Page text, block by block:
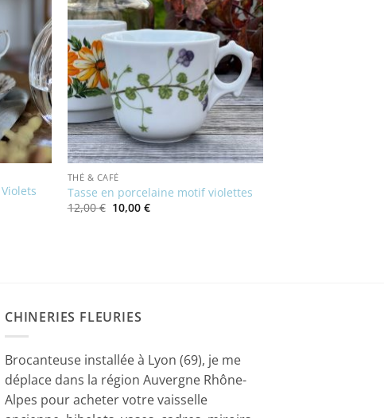
THÉ & CAFÉ
Tasse en porcelaine motif violettes
12,00€ Le
10,00 €Le
CHINERIES FLEURIES
Brocanteuse installée à Lyon (69), je me
déplace dans la région Auvergne Rhône-
Alpes pour acheter votre vaisselle